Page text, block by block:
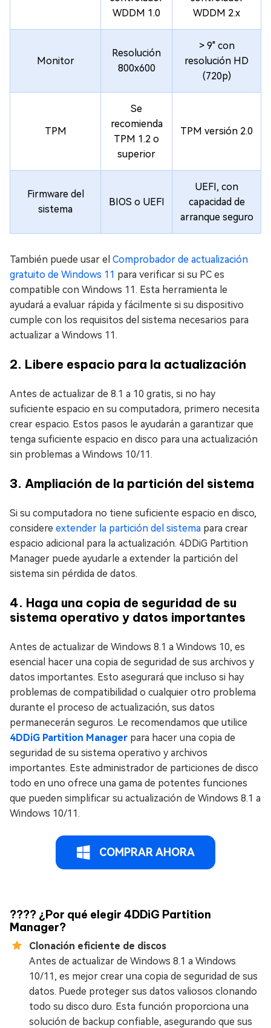
WDDM 1.0
WDDM 2.x
Monitor
Resolución
800x600
> 9" con
resolución HD
(720p)
TPM
Se
recomienda
TPM 1.2 o
superior
TPM versión 2.0
Firmware del
sistema
BIOS o UEFI
UEFI, con
capacidad de
arranque seguro
También puede usar el Comprobador de actualización
gratuito de Windows 11 para verificar si su PC es
compatible con Windows 11. Esta herramienta le
ayudará a evaluar rápida y fácilmente si su dispositivo
cumple con los requisitos del sistema necesarios para
actualizar a Windows 11.
2. Libere espacio para la actualización
Antes de actualizar de 8.1 a 10 gratis, si no hay
suficiente espacio en su computadora, primero necesita
crear espacio. Estos pasos le ayudarán a garantizar que
tenga suficiente espacio en disco para una actualización
sin problemas a Windows 10/11.
3. Ampliación de la partición del sistema
Si su computadora no tiene suficiente espacio en disco,
considere extender la partición del sistema para crear
espacio adicional para la actualización. 4DDiG Partition
Manager puede ayudarle a extender la partición del
sistema sin pérdida de datos.
4. Haga una copia de seguridad de su
sistema operativo y datos importantes
Antes de actualizar de Windows 8.1 a Windows 10, es
esencial hacer una copia de seguridad de sus archivos y
datos importantes. Esto asegurará que incluso si hay
problemas de compatibilidad o cualquier otro problema
durante el proceso de actualización, sus datos
permanecerán seguros. Le recomendamos que utilice
4DDiG Partition Manager para hacer una copia de
seguridad de su sistema operativo y archivos
importantes. Este administrador de particiones de disco
todo en uno ofrece una gama de potentes funciones
que pueden simplificar su actualización de Windows 8.1 a
Windows 10/11.
COMPRAR AHORA
???? ¿Por qué elegir 4DDiG Partition
Manager?
Clonación eficiente de discos
Antes de actualizar de Windows 8.1 a Windows
10/11, es mejor crear una copia de seguridad de sus
datos. Puede proteger sus datos valiosos clonando
todo su disco duro. Esta función proporciona una
solución de backup confiable, asegurando que sus